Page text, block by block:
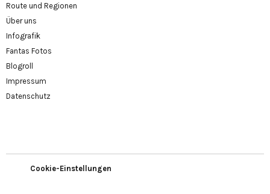
Route und Regionen
Über uns
Infografik
Fantas Fotos
Blogroll
Impressum
Datenschutz
Cookie-Einstellungen